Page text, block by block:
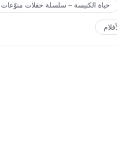
حياة الكنيسة – سلسلة حفلات منوّعات